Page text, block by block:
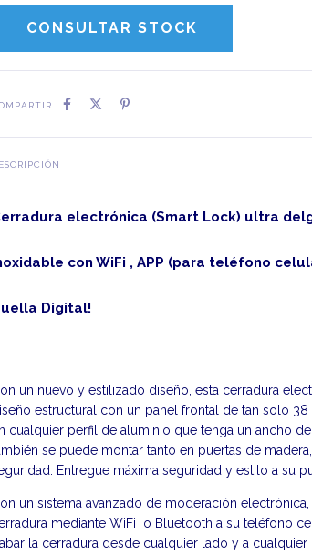
electrónica (Smart Lock) ultra
con WiFi , APP (para teléfono
Digital!
un nuevo y estilizado diseño, esta cerradura
estructural con un panel frontal de tan solo
cualquier perfil de aluminio que tenga un ancho
se puede montar tanto en puertas de
Entregue máxima seguridad y estilo a su
un sistema avanzado de moderación
mediante WiFi o Bluetooth a su teléfono
la cerradura desde cualquier lado y a cualquier